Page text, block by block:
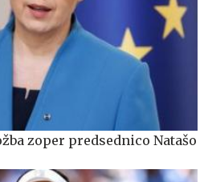
zoper predsednico Natašo